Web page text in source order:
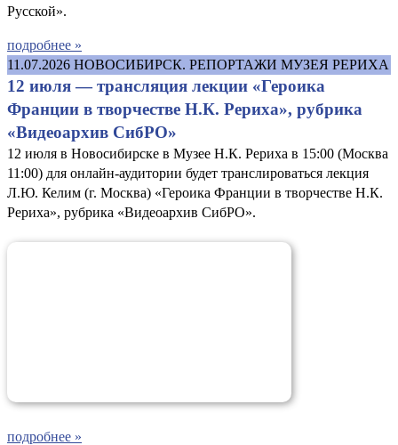
Русской».
подробнее »
11.07.2026 НОВОСИБИРСК. РЕПОРТАЖИ МУЗЕЯ РЕРИХА
12 июля — трансляция лекции «Героика
Франции в творчестве Н.К. Рериха», рубрика
«Видеоархив СибРО»
12 июля в Новосибирске в Музее Н.К. Рериха в 15:00 (Москва
11:00) для онлайн-аудитории будет транслироваться лекция
Л.Ю. Келим (г. Москва) «Героика Франции в творчестве Н.К.
Рериха», рубрика «Видеоархив СибРО».
подробнее »